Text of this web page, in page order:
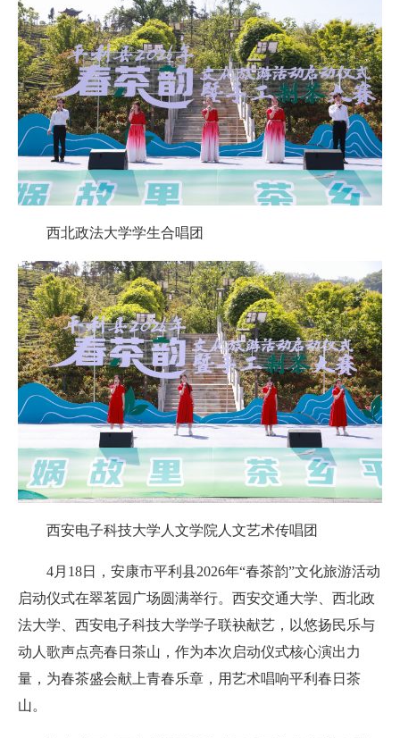
西北政法大学学生合唱团
西安电子科技大学人文学院人文艺术传唱团
4月18日，安康市平利县2026年“春茶韵”文化旅游活动
启动仪式在翠茗园广场圆满举行。西安交通大学、西北政
法大学、西安电子科技大学学子联袂献艺，以悠扬民乐与
动人歌声点亮春日茶山，作为本次启动仪式核心演出力
量，为春茶盛会献上青春乐章，用艺术唱响平利春日茶
山。